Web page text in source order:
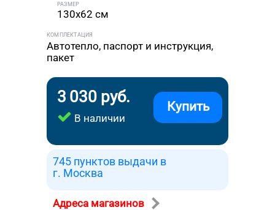
РАЗМЕР
130x62 см
КОМПЛЕКТАЦИЯ
Автотепло, паспорт и инструкция,
пакет
3 030 руб.
В наличии
Купить
745 пунктов выдачи в
г. Москва
Адреса магазинов